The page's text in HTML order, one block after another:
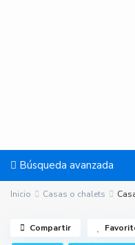
Búsqueda avanzada
Inicio Casas o chalets
Compartir